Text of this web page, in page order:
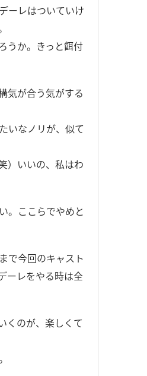
ーレはついていけ
うか。きっと餌付
気が合う気がする
いなノリが、似て
）いいの、私はわ
。ここらでやめと
で今回のキャスト
ーレをやる時は全
くのが、楽しくて